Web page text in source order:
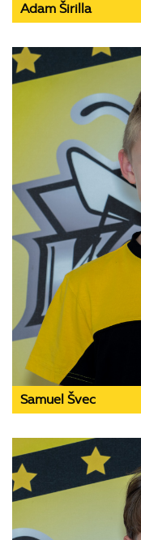
Adam Širilla
Samuel Švec